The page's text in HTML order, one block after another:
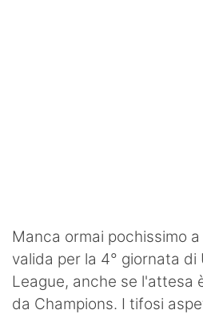
Manca ormai pochissimo a
valida per la 4° giornata di
League, anche se l'attesa
da Champions. I tifosi